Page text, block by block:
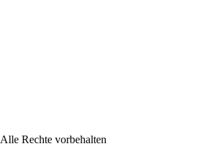
Alle Rechte vorbehalten